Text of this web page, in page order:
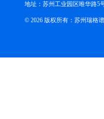
地址：苏州工业园区唯华路5
© 2026 版权所有：苏州瑞格